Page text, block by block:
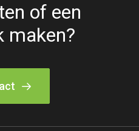
of een
maken?